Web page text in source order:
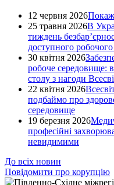
12 червня 2026
25 травня 2026В
тиждень
доступного
30 квітня 2026
робоче середовище: в
столу з нагоди
22 квітня 2026
подбаймо про
середовище
19 березня 2026
професійні
невидимими
До всіх новин
Повідомити про корупцію